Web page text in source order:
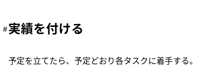
実績を付ける
予定を立てたら、予定どおり各タスクに着手する。